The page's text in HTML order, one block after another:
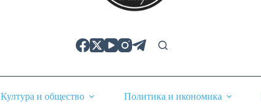
Култура и общество Политика и икономика